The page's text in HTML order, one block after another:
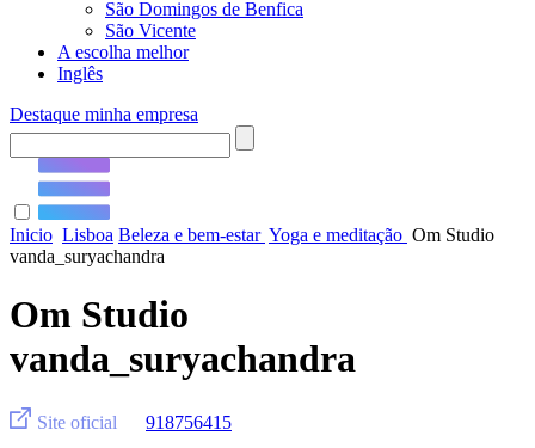
São Domingos de Benfica
São Vicente
A escolha melhor
Inglês
Destaque minha empresa
Inicio Lisboa Beleza e bem-estar Yoga e meditação Om Studio
vanda_suryachandra
Om Studio
vanda_suryachandra
Site oficial
918756415